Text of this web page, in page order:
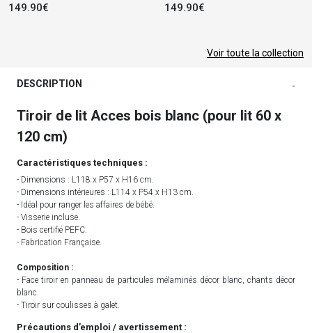
149.90€ 149.90€
Voir toute la collection
DESCRIPTION -
Tiroir de lit Acces bois blanc (pour lit 60 x
120 cm)
Caractéristiques techniques :
- Dimensions : L118 x P57 x H16 cm.
- Dimensions intérieures : L114 x P54 x H13 cm.
- Idéal pour ranger les affaires de bébé.
- Visserie incluse.
- Bois certifié PEFC.
- Fabrication Française.
Composition :
- Face tiroir en panneau de particules mélaminés décor blanc, chants décor
blanc.
- Tiroir sur coulisses à galet.
Précautions d’emploi / avertissement :